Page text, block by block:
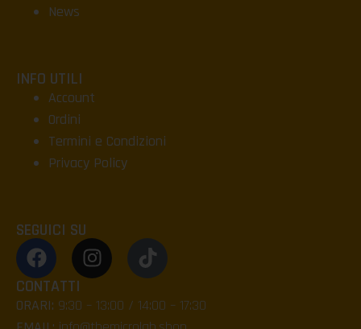
News
INFO UTILI
Account
Ordini
Termini e Condizioni
Privacy Policy
SEGUICI SU
CONTATTI
ORARI: 9:30 – 13:00 / 14:00 – 17:30